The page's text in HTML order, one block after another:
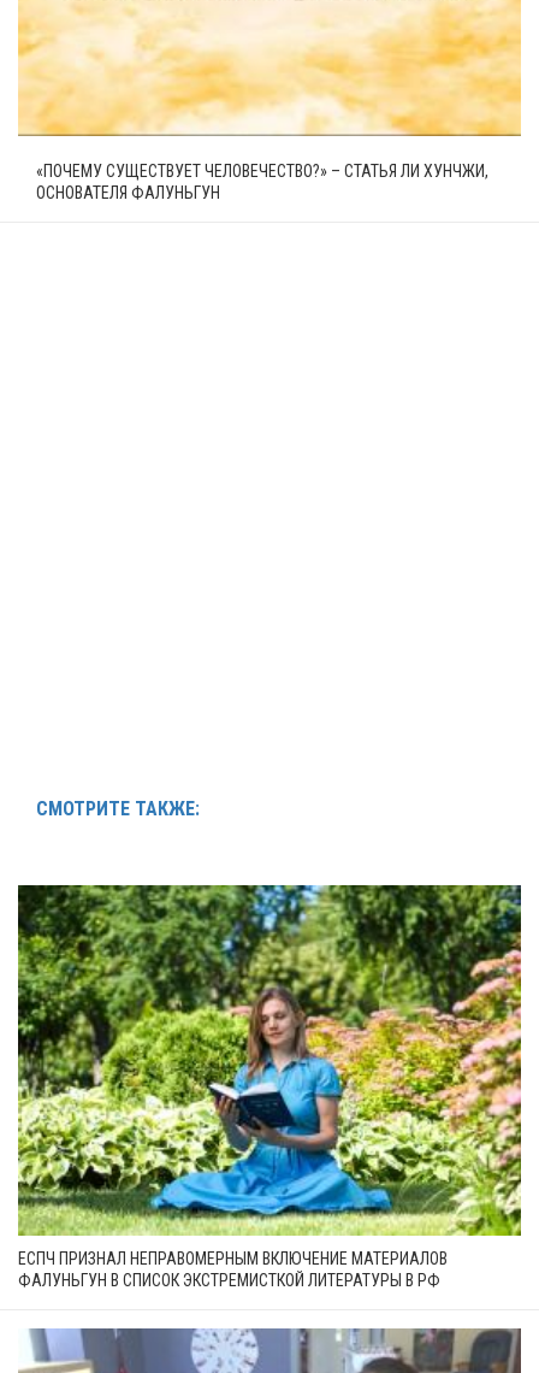
«ПОЧЕМУ СУЩЕСТВУЕТ ЧЕЛОВЕЧЕСТВО?» – СТАТЬЯ ЛИ ХУНЧЖИ,
ОСНОВАТЕЛЯ ФАЛУНЬГУН
СМОТРИТЕ ТАКЖЕ:
ЕСПЧ ПРИЗНАЛ НЕПРАВОМЕРНЫМ ВКЛЮЧЕНИЕ МАТЕРИАЛОВ
ФАЛУНЬГУН В СПИСОК ЭКСТРЕМИСТКОЙ ЛИТЕРАТУРЫ В РФ